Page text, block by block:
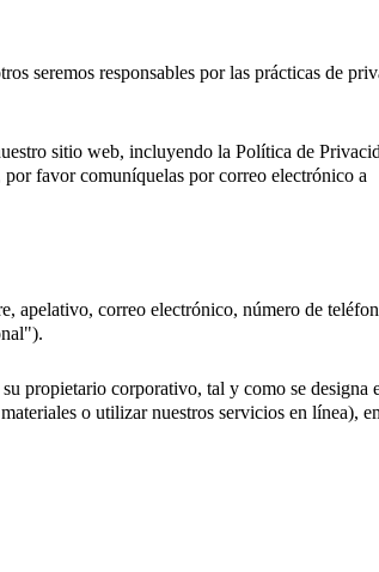
seremos responsables por las prácticas de
sitio web, incluyendo la Política de
favor comuníquelas por correo electrónico a
apelativo, correo electrónico, número de
propietario corporativo, tal y como se designa
o utilizar nuestros servicios en línea),